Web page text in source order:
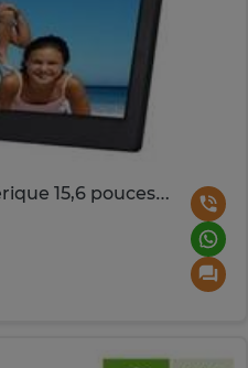
Grand cadre photo numérique 15,6 pouces avec télécommande